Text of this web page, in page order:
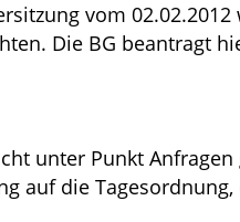
vom
Die BG beantragt
unter Punkt
auf die